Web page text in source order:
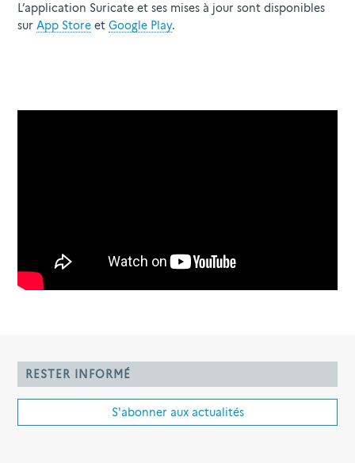
L’application Suricate et ses mises à jour sont disponibles
sur App Store et Google Play.
RESTER INFORMÉ
S'abonner aux actualités